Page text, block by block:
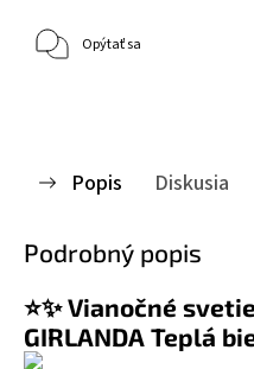
Opýtať sa
Popis Diskusia
Podrobný popis
⭐✨ Vianočné
GIRLANDA Teplá